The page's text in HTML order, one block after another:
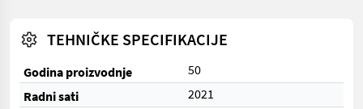
TEHNIČKE SPECIFIKACIJE
Godina proizvodnje
50
Radni sati
2021